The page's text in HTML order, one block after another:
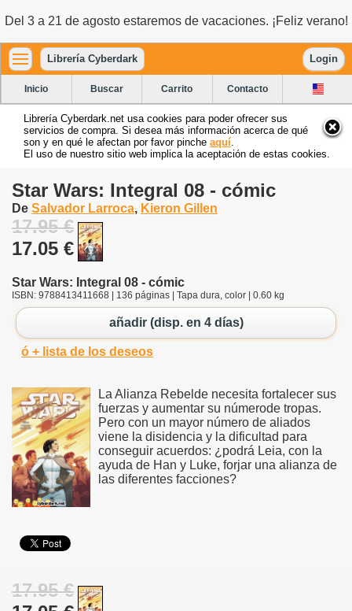
Del 3 a 21 de agosto estaremos de vacaciones. ¡Feliz verano!
Librería Cyberdark Login
Inicio Buscar Carrito Contacto
Librería Cyberdark.net usa cookies para poder ofrecer sus
servicios de compra. Si desea más información acerca de qué
son y en qué le afectan por favor pinche aquí
El uso de nuestro sitio web implica la aceptación de estas cookies.
Star Wars: Integral 08 - cómic
De Salvador Larroca, Kieron Gillen
17.95 €
17.05 €
Star Wars: Integral 08 - cómic
ISBN: 9788413411668 | 136 páginas | Tapa dura, color | 0.60 kg
añadir (disp. en 4 días)
ó + lista de los deseos
La Alianza Rebelde necesita fortalecer sus
fuerzas y aumentar su númerode tropas.
Pero con un mayor número de aliados
viene la disidencia y la dificultad para
conseguir acuerdos: ¿podrá Leia, con la
ayuda de Han y Luke, forjar una alianza de
las diferentes facciones?
17.95 €